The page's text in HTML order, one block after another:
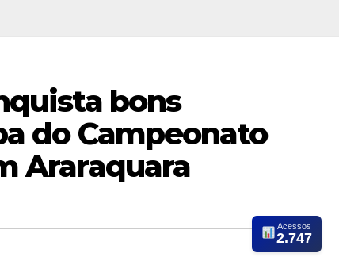
bons
do Campeonato
Araraquara
Acessos
2.747